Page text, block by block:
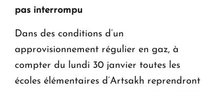
pas interrompu
Dans des conditions d’un
approvisionnement régulier en gaz, à
compter du lundi 30 janvier toutes les
écoles élémentaires d’Artsakh reprendront